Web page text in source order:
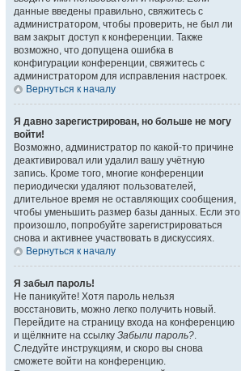
данные введены правильно, свяжитесь с
администратором, чтобы проверить, не был ли
вам закрыт доступ к конференции. Также
возможно, что допущена ошибка в
конфигурации конференции, свяжитесь с
администратором для исправления настроек.
Вернуться к началу
Я давно зарегистрирован, но больше не могу
войти!
Возможно, администратор по какой-то причине
деактивировал или удалил вашу учётную
запись. Кроме того, многие конференции
периодически удаляют пользователей,
длительное время не оставляющих сообщения,
чтобы уменьшить размер базы данных. Если это
произошло, попробуйте зарегистрироваться
снова и активнее участвовать в дискуссиях.
Вернуться к началу
Я забыл пароль!
Не паникуйте! Хотя пароль нельзя
восстановить, можно легко получить новый.
Перейдите на страницу входа на конференцию
и щёлкните на ссылку Забыли пароль?.
Следуйте инструкциям, и скоро вы снова
сможете войти на конференцию.